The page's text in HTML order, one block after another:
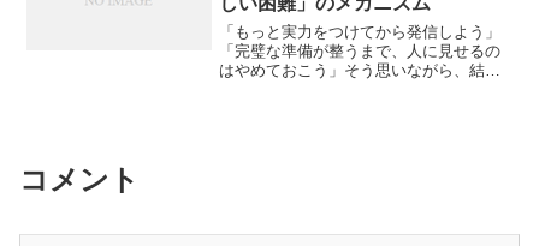
「もっと実力をつけてから発信しよう」
「完璧な準備が整うまで、人に見せるの
はやめておこう」そう思いながら、結局
コメント